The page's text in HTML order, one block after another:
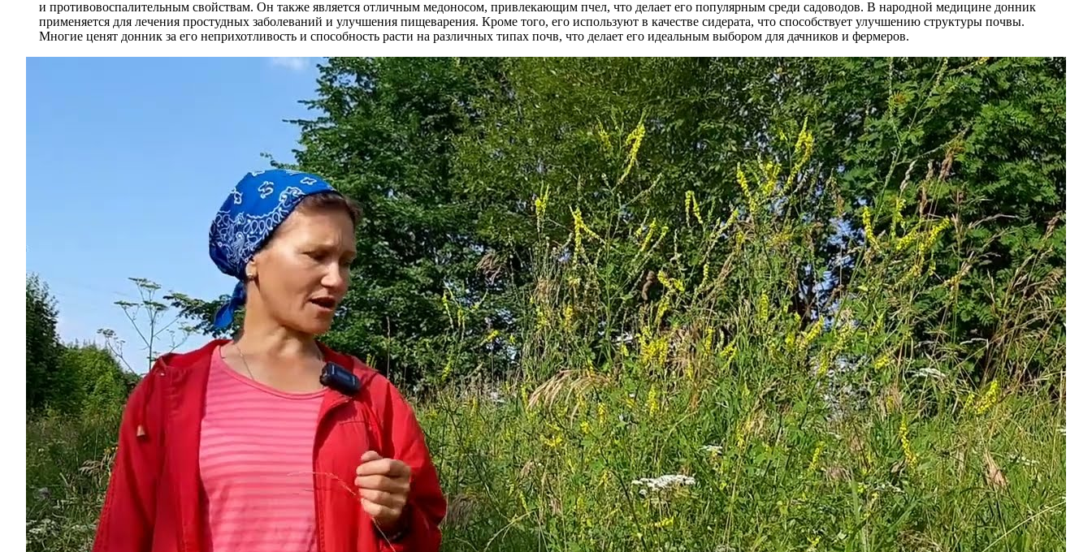
и противовоспалительным свойствам. Он также является отличным медоносом, привлекающим пчел, что делает его популярным среди садоводов. В народной медицине донник
применяется для лечения простудных заболеваний и улучшения пищеварения. Кроме того, его используют в качестве сидерата, что способствует улучшению структуры почвы.
Многие ценят донник за его неприхотливость и способность расти на различных типах почв, что делает его идеальным выбором для дачников и фермеров.